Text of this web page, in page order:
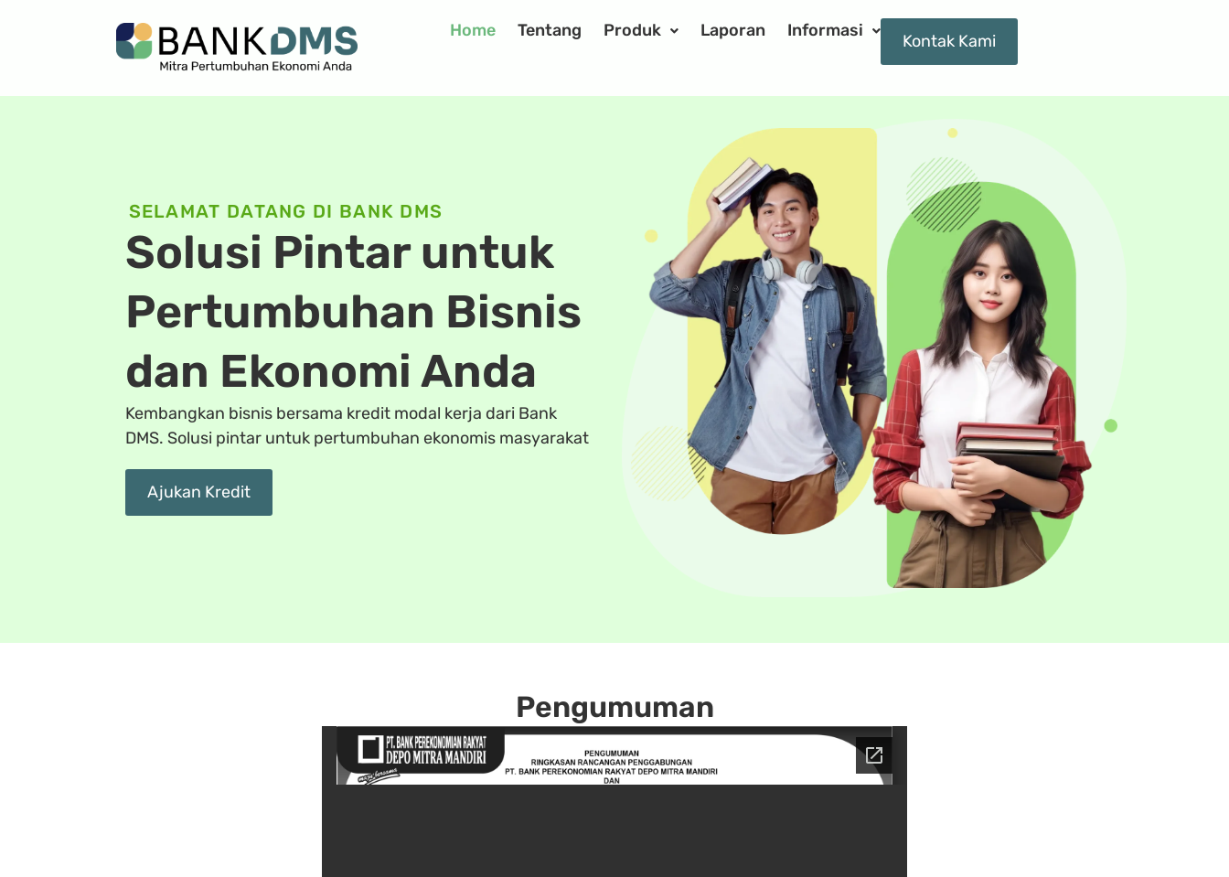
Home Tentang Produk Laporan Informasi
Kontak Kami
SELAMAT DATANG DI BANK DMS
Solusi Pintar untuk
Pertumbuhan Bisnis
dan Ekonomi Anda
Kembangkan bisnis bersama kredit modal kerja dari Bank
DMS. Solusi pintar untuk pertumbuhan ekonomis masyarakat
Ajukan Kredit
Pengumuman